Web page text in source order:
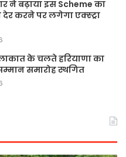
ने बढ़ाया इस Scheme का
करने पर लगेगा एक्स्ट्रा
के चलते हरियाणा का
समारोह स्थगित